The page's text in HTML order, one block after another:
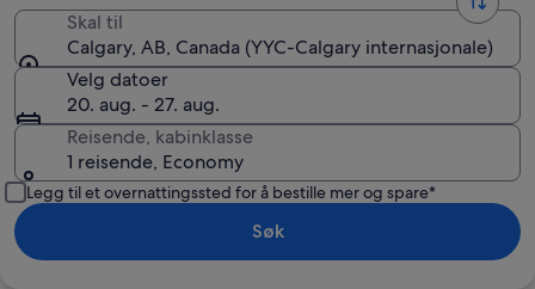
Skal til
Calgary, AB, Canada (YYC-Calgary internasjonale)
Velg datoer
20. aug. - 27. aug.
Reisende, kabinklasse
1 reisende, Economy
Legg til et overnattingssted for å bestille mer og spare*
Søk